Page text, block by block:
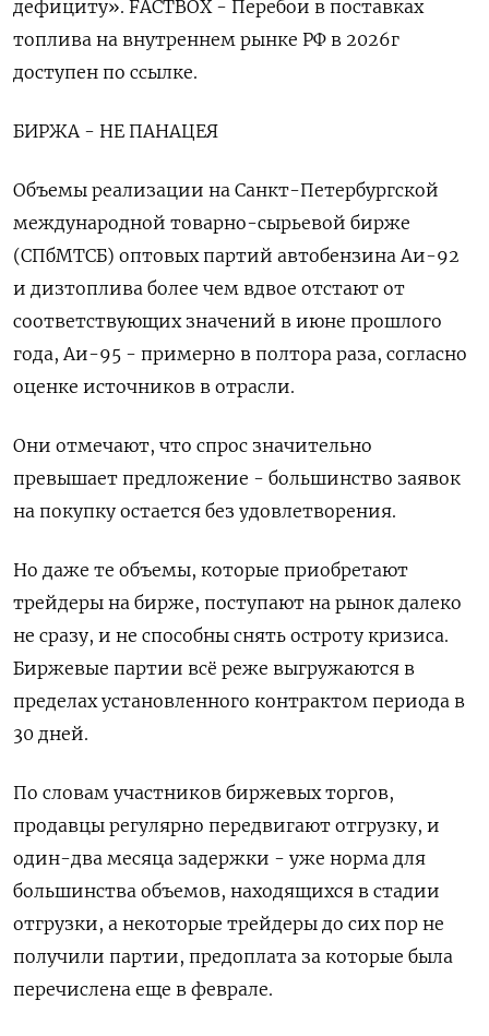
дефициту». FACTBOX - Перебои в поставках
топлива на внутреннем рынке РФ ‌в 2026г
доступен по ссылке.
БИРЖА - НЕ ПАНАЦЕЯ
Объемы реализации на Санкт-Петербургской
международной товарно-сырьевой бирже
(СПбМТСБ) оптовых партий автобензина Аи-92
и дизтоплива более чем вдвое отстают от
соответствующих значений в июне прошлого
года, Аи-95 - примерно в полтора раза, согласно
оценке источников в отрасли.
Они отмечают, что спрос значительно ​
превышает предложение - большинство заявок
на покупку остается ​без удовлетворения.
Но даже те объемы, которые приобретают
‌трейдеры на бирже, поступают на рынок далеко
не сразу, и не способны снять остроту кризиса.
Биржевые партии всё реже выгружаются в
пределах установленного контрактом периода ​в
30 дней.
По словам участников биржевых торгов,
продавцы регулярно передвигают отгрузку, и
один-два месяца задержки - уже норма для
большинства объемов, находящихся в стадии
отгрузки, а некоторые трейдеры до сих пор не
получили партии, предоплата за которые была
перечислена еще в феврале.